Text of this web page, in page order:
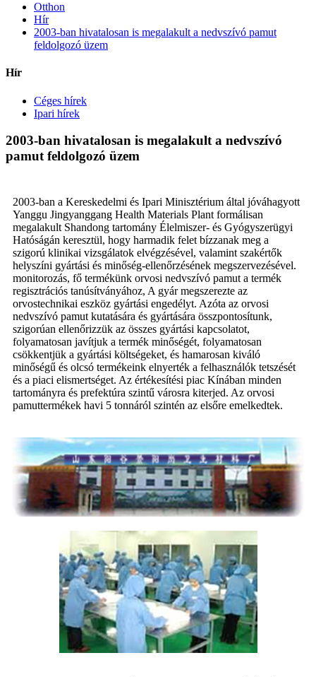
Otthon
Hír
2003-ban hivatalosan is megalakult a nedvszívó pamut
feldolgozó üzem
Hír
Céges hírek
Ipari hírek
2003-ban hivatalosan is megalakult a nedvszívó
pamut feldolgozó üzem
2003-ban a Kereskedelmi és Ipari Minisztérium által jóváhagyott
Yanggu Jingyanggang Health Materials Plant formálisan
megalakult Shandong tartomány Élelmiszer- és Gyógyszerügyi
Hatóságán keresztül, hogy harmadik felet bízzanak meg a
szigorú klinikai vizsgálatok elvégzésével, valamint szakértők
helyszíni gyártási és minőség-ellenőrzésének megszervezésével.
monitorozás, fő termékünk orvosi nedvszívó pamut a termék
regisztrációs tanúsítványához, A gyár megszerezte az
orvostechnikai eszköz gyártási engedélyt. Azóta az orvosi
nedvszívó pamut kutatására és gyártására összpontosítunk,
szigorúan ellenőrizzük az összes gyártási kapcsolatot,
folyamatosan javítjuk a termék minőségét, folyamatosan
csökkentjük a gyártási költségeket, és hamarosan kiváló
minőségű és olcsó termékeink elnyerték a felhasználók tetszését
és a piaci elismertséget. Az értékesítési piac Kínában minden
tartományra és prefektúra szintű városra kiterjed. Az orvosi
pamuttermékek havi 5 tonnáról szintén az elsőre emelkedtek.